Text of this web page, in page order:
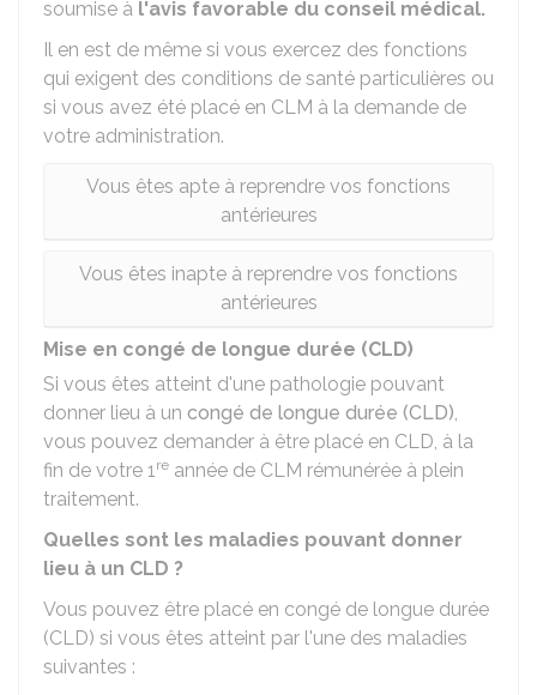
soumise à l'avis favorable du conseil médical.
Il en est de même si vous exercez des fonctions
qui exigent des conditions de santé particulières ou
si vous avez été placé en CLM à la demande de
votre administration.
Vous êtes apte à reprendre vos fonctions
antérieures
Vous êtes inapte à reprendre vos fonctions
antérieures
Mise en congé de longue durée (CLD)
Si vous êtes atteint d'une pathologie pouvant
donner lieu à un congé de longue durée (CLD),
vous pouvez demander à être placé en CLD, à la
fin de votre 1re année de CLM rémunérée à plein
traitement.
Quelles sont les maladies pouvant donner
lieu à un CLD ?
Vous pouvez être placé en congé de longue durée
(CLD) si vous êtes atteint par l'une des maladies
suivantes :